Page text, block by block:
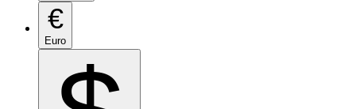
€
Euro